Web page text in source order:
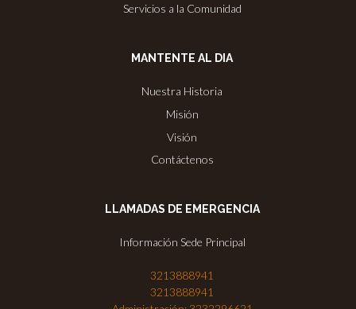
Servicios a la Comunidad
MANTENTE AL DIA
Nuestra Historia
Misión
Visión
Contáctenos
LLAMADAS DE EMERGENCIA
Información Sede Principal
3213888941
3213888941